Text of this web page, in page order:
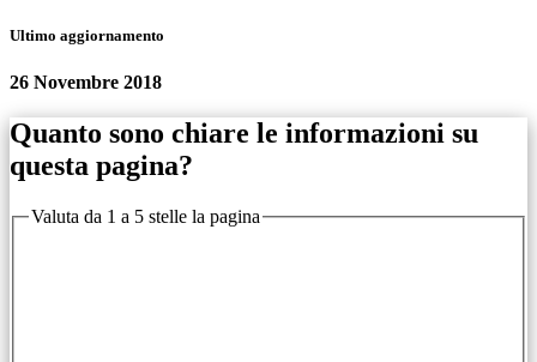
Ultimo aggiornamento
26 Novembre 2018
Quanto sono chiare le informazioni su
questa pagina?
Valuta da 1 a 5 stelle la pagina